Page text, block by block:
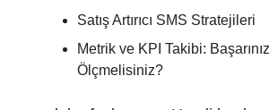
Satış Artırıcı SMS Stratejileri
Metrik ve KPI Takibi:
Ölçmelisiniz?